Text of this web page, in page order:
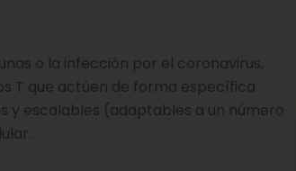
o la infección por el coronavirus,
T que actúen de forma específica
y escalables (adaptables a un número